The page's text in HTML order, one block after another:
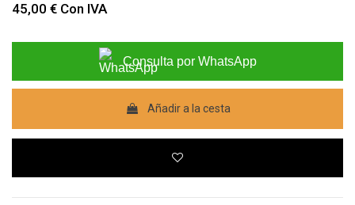
45,00 € Con IVA
Consulta por WhatsApp
Añadir a la cesta